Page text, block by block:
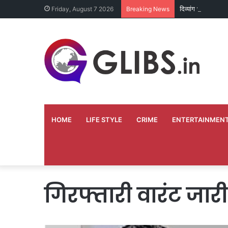
Friday, August 7 2026 Breaking News दिव्यांग भृत्य ने अपने
HOME LIFE STYLE CRIME
गिरफ्तारी वारंट जारी